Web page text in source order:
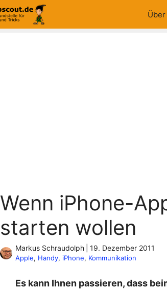
Wenn iPhone-
starten wollen
Markus Schraudolph 19. Dezember 2011
Apple, Handy, iPhone, Kommunikation
Es kann Ihnen passieren, dass